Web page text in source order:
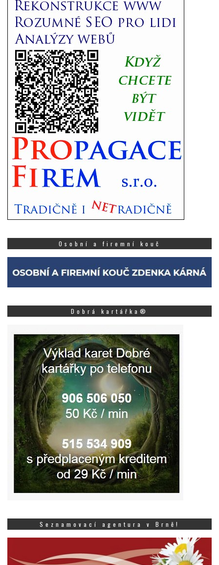
Osobní a firemní kouč
Dobrá kartářka®
Seznamovací agentura v Brně!